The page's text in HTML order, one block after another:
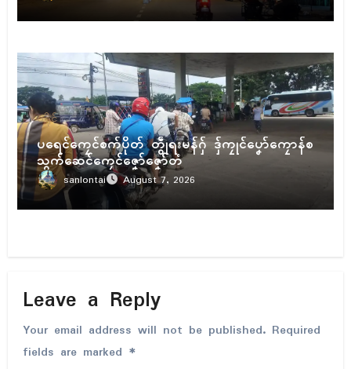
ပရိုၚ်
ပရေၚ်ကၠေၚ်စက်ပိုတ် တွဵုရးမန်ဂှ် ဒှ်ကၠုၚ်ပၞော်ကၠောန်စ
သွက်ဆေၚ်ကၠေၚ်ဇၞော်ဇၞော်တံ
sanlontai August 7, 2026
Leave a Reply
Your email address will not be published. Required
fields are marked *